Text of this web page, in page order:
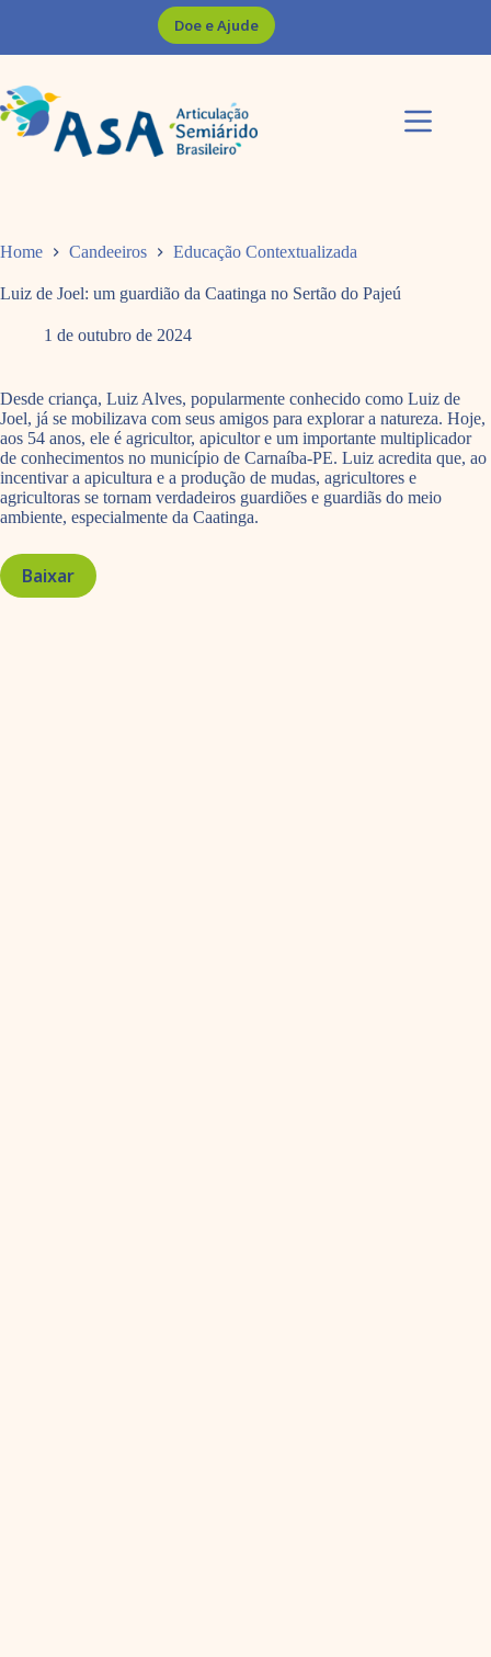
Doe e Ajude
Home Candeeiros Educação Contextualizada
Luiz de Joel: um guardião da Caatinga no Sertão do Pajeú
1 de outubro de 2024
Desde criança, Luiz Alves, popularmente conhecido como Luiz de
Joel, já se mobilizava com seus amigos para explorar a natureza. Hoje,
aos 54 anos, ele é agricultor, apicultor e um importante multiplicador
de conhecimentos no município de Carnaíba-PE. Luiz acredita que, ao
incentivar a apicultura e a produção de mudas, agricultores e
agricultoras se tornam verdadeiros guardiões e guardiãs do meio
ambiente, especialmente da Caatinga.
Baixar